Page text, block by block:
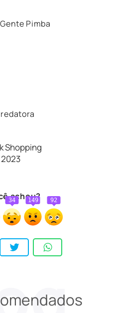
Pimba
Shopping
achou?
34 149 92